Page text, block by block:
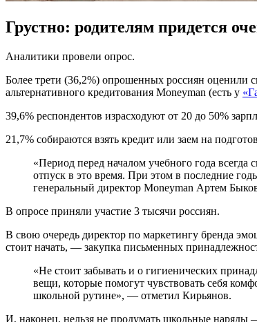
Грустно: родителям придется
Аналитики провели опрос.
Более трети (36,2%) опрошенных россиян оценили
альтернативного кредитования Moneyman (есть у
39,6% респондентов израсходуют от 20 до 50%
21,7% собираются взять кредит или заем на
«Период перед началом учебного года
отпуск в это время. При этом в последние
генеральный директор Moneyman Артем
В опросе приняли участие 3 тысячи россиян.
В свою очередь директор по маркетингу бренда
стоит начать, — закупка письменных
«Не стоит забывать и о гигиенических
вещи, которые помогут чувствовать себя
школьной рутине», — отметил Кирьянов.
И, наконец, нельзя не продумать школьные наряды